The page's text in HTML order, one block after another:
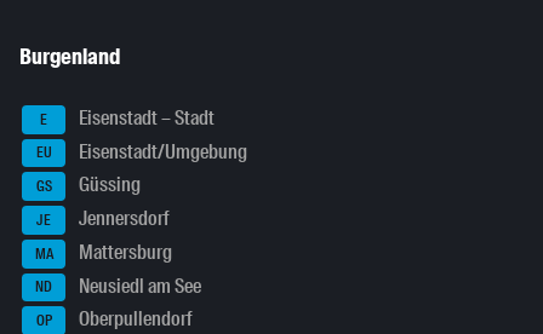
Burgenland
E Eisenstadt – Stadt
EU Eisenstadt/Umgebung
GS Güssing
JE Jennersdorf
MA Mattersburg
ND Neusiedl am See
OP Oberpullendorf